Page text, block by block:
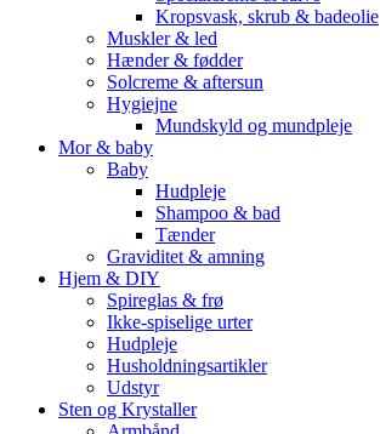
Kropsvask, skrub & badeolie
Muskler & led
Hænder & fødder
Solcreme & aftersun
Hygiejne
Mundskyld og mundpleje
Mor & baby
Baby
Hudpleje
Shampoo & bad
Tænder
Graviditet & amning
Hjem & DIY
Spireglas & frø
Ikke-spiselige urter
Hudpleje
Husholdningsartikler
Udstyr
Sten og Krystaller